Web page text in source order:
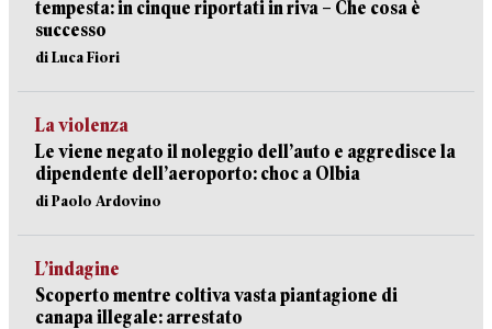
tempesta: in cinque riportati in riva – Che cosa è
successo
di Luca Fiori
La violenza
Le viene negato il noleggio dell’auto e aggredisce la
dipendente dell’aeroporto: choc a Olbia
di Paolo Ardovino
L’indagine
Scoperto mentre coltiva vasta piantagione di
canapa illegale: arrestato